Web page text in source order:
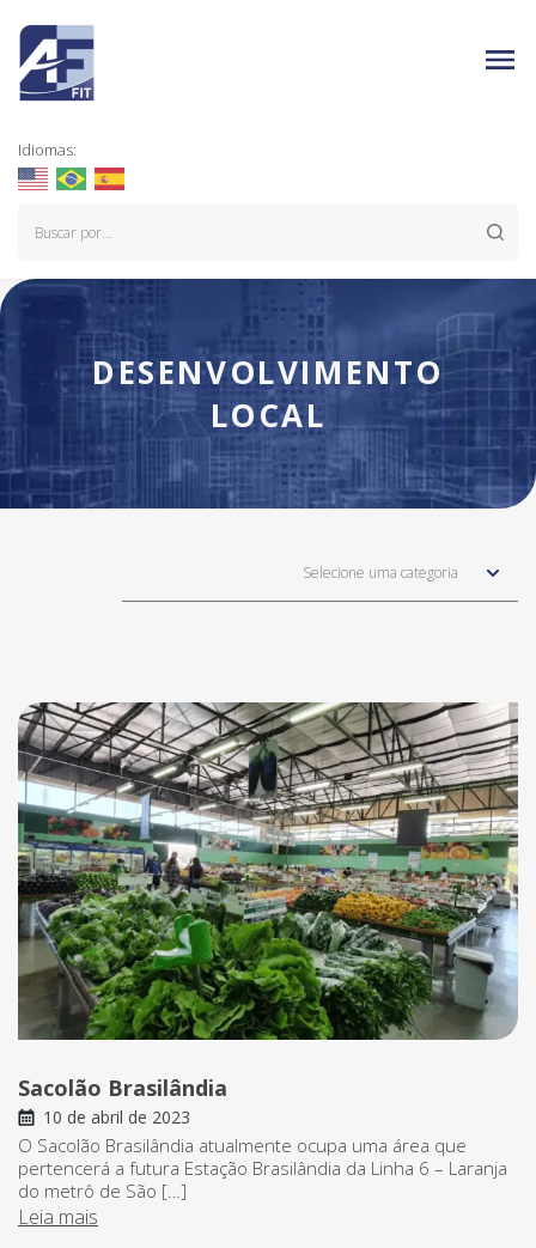
Idiomas:
DESENVOLVIMENTO
LOCAL
Selecione uma categoria
Sacolão Brasilândia
10 de abril de 2023
O Sacolão Brasilândia atualmente ocupa uma área que
pertencerá a futura Estação Brasilândia da Linha 6 – Laranja
do metrô de São […]
Leia mais